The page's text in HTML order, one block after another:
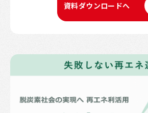
資料ダウンロードへ